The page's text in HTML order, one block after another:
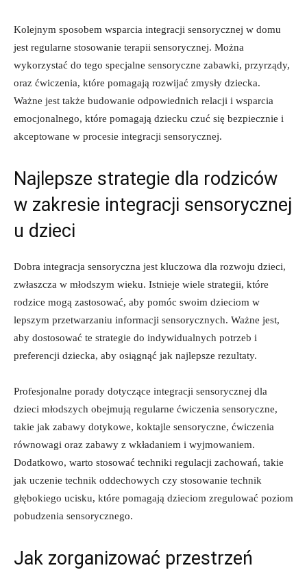
Kolejnym⁣ sposobem wsparcia integracji sensorycznej w domu
jest ⁤regularne ⁤stosowanie ​terapii sensorycznej. Można
wykorzystać do tego⁤ specjalne sensoryczne zabawki, przyrządy,
‍oraz ćwiczenia, ​które⁤ pomagają rozwijać ‌zmysły dziecka.
Ważne ⁤jest także budowanie odpowiednich‍ relacji i wsparcia
emocjonalnego,​ które pomagają dziecku czuć się bezpiecznie i
akceptowane ​w procesie integracji ​sensorycznej.
Najlepsze strategie dla ⁤rodziców
⁢w zakresie integracji ⁣sensorycznej​
u‌ dzieci
Dobra integracja sensoryczna⁣ jest kluczowa dla rozwoju dzieci,
zwłaszcza w⁤ młodszym wieku. Istnieje ​wiele strategii, które‌
rodzice​ mogą zastosować, aby pomóc ‍swoim dzieciom w
lepszym przetwarzaniu‌ informacji sensorycznych. Ważne jest,
aby⁣ dostosować ⁤te strategie ​do ⁤indywidualnych‌ potrzeb i
⁣preferencji⁣ dziecka, aby osiągnąć jak najlepsze ​rezultaty.
Profesjonalne porady dotyczące integracji⁤ sensorycznej dla
dzieci ‌młodszych⁢ obejmują​ regularne⁣ ćwiczenia sensoryczne,
takie jak zabawy ⁢dotykowe, koktajle ⁣sensoryczne, ćwiczenia
równowagi oraz zabawy z wkładaniem i wyjmowaniem.
Dodatkowo, warto⁣ stosować techniki regulacji zachowań, takie
⁣jak uczenie technik ​oddechowych czy stosowanie technik⁢
głębokiego ucisku, które pomagają dzieciom zregulować poziom
pobudzenia sensorycznego.
Jak⁤ zorganizować przestrzeń